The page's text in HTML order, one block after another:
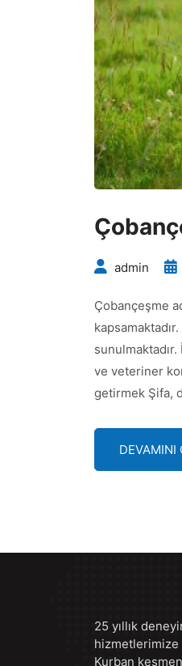
admin
Çobançeşme
ve veteriner
getirmek Şifa,
DEVAMINI
25 yıllık
hizmetlerimize
Kurban